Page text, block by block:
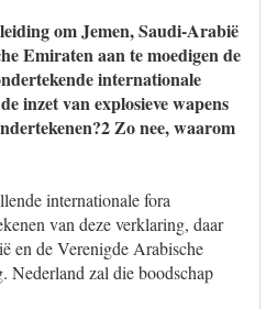
om Jemen, Saudi-Arabië
Emiraten aan te moedigen de
internationale
inzet van explosieve wapens
Zo nee, waarom
internationale fora
van deze verklaring, daar
en de Verenigde Arabische
Nederland zal die boodschap